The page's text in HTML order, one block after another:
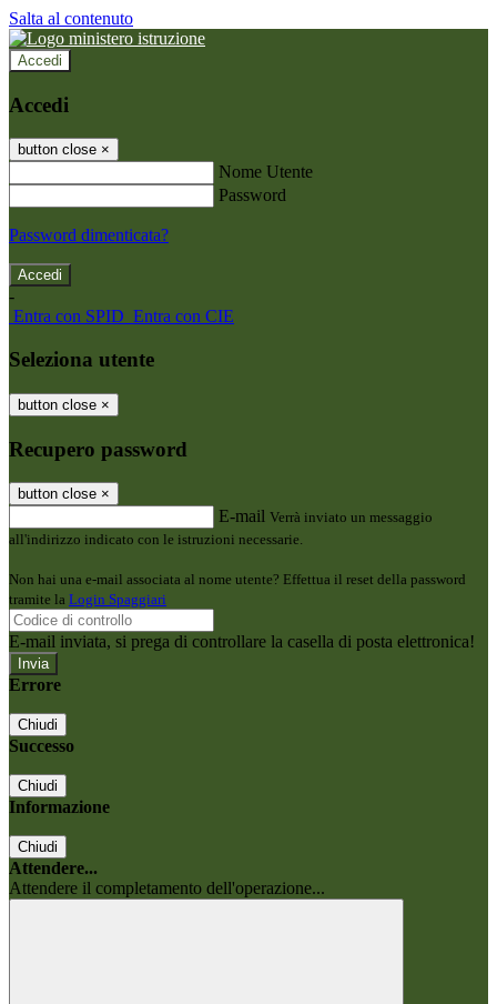
Salta al contenuto
Accedi
Accedi
button close ×
Nome Utente
Password
Password dimenticata?
-
Entra con SPID Entra con CIE
Seleziona utente
button close ×
Recupero password
button close ×
E-mail Verrà inviato un messaggio
all'indirizzo indicato con le istruzioni necessarie.
Non hai una e-mail associata al nome utente? Effettua il reset della password
tramite la Login Spaggiari
E-mail inviata, si prega di controllare la casella di posta elettronica!
Errore
Chiudi
Successo
Chiudi
Informazione
Chiudi
Attendere...
Attendere il completamento dell'operazione...